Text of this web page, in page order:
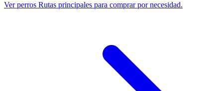
Ver perros Rutas principales para comprar por necesidad.